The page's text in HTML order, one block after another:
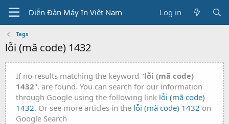
Diễn Đàn Máy In Việt Nam Log in
Tags
lỗi (mã code) 1432
If no results matching the keyword "lỗi (mã code)
1432". are found. You can search for our information
through Google using the following link lỗi (mã code)
1432. Or see more articles in the lỗi (mã code) 1432 on
Google Search